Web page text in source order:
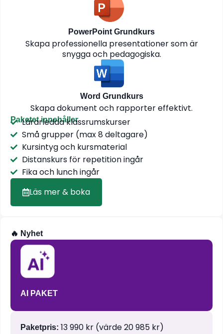
PowerPoint Grundkurs
Skapa professionella presentationer som är
snygga och pedagogiska.
Word Grundkurs
Skapa dokument och rapporter effektivt.
Paketet innehåller
Lärarledda klassrumskurser
Små grupper (max 8 deltagare)
Kursintyg och kursmaterial
Distanskurs för repetition ingår
Fika och lunch ingår
Läs mer & boka
🔥 Nyhet
AI PAKET
Paketpris: 13 990 kr (värde 20 985 kr)